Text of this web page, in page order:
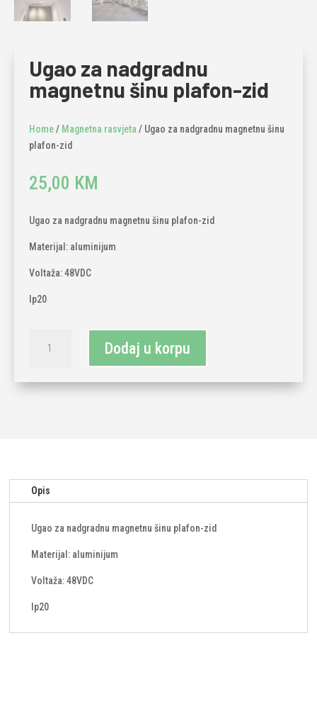
Ugao za nadgradnu
magnetnu šinu plafon-zid
Home/ Magnetna rasvjeta / Ugao za nadgradnu magnetnu šinu
plafon-zid
25,00 KM
Ugao za nadgradnu magnetnu šinu plafon-zid
Materijal: aluminijum
Voltaža: 48VDC
Ip20
magnetnu
Dodaj u korpu
Opis
Ugao za nadgradnu magnetnu šinu plafon-zid
Materijal: aluminijum
Voltaža: 48VDC
Ip20